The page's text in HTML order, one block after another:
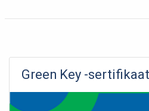
Green Key -